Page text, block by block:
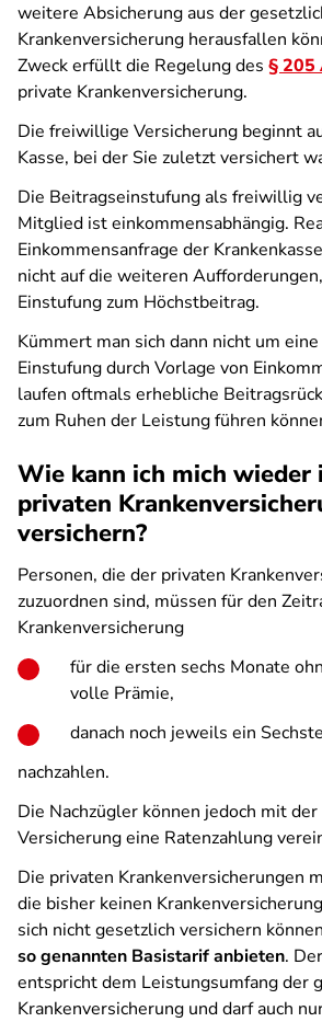
weitere Absicherung aus der
Krankenversicherung herausfallen
Zweck erfüllt die Regelung des § 205
private Krankenversicherung.
Die freiwillige Versicherung beginnt
Kasse, bei der Sie zuletzt versichert
Die Beitragseinstufung als freiwillig
Mitglied ist einkommensabhängig.
Einkommensanfrage der
nicht auf die weiteren
Einstufung zum Höchstbeitrag.
Kümmert man sich dann nicht um
Einstufung durch Vorlage von
laufen oftmals erhebliche
zum Ruhen der Leistung führen
Wie kann ich mich wieder
privaten
versichern?
Personen, die der privaten
zuzuordnen sind, müssen für den
Krankenversicherung
für die ersten sechs Monate
volle Prämie,
danach noch jeweils ein
nachzahlen.
Die Nachzügler können jedoch mit
Versicherung eine Ratenzahlung
Die privaten Krankenversicherungen
die bisher keinen
sich nicht gesetzlich versichern
so genannten Basistarif anbieten.
entspricht dem Leistungsumfang der
Krankenversicherung und darf auch